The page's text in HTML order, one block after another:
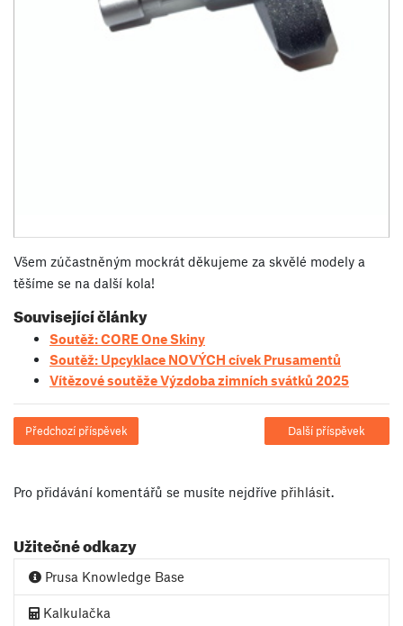
Všem zúčastněným mockrát děkujeme za skvělé modely a
těšíme se na další kola!
Související články
Soutěž: CORE One Skiny
Soutěž: Upcyklace NOVÝCH cívek Prusamentů
Vítězové soutěže Výzdoba zimních svátků 2025
Předchozí příspěvek Další příspěvek
Pro přidávání komentářů se musíte nejdříve přihlásit.
Užitečné odkazy
Prusa Knowledge Base
Kalkulačka